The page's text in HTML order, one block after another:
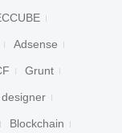
Adsense
Grunt
designer
Blockchain